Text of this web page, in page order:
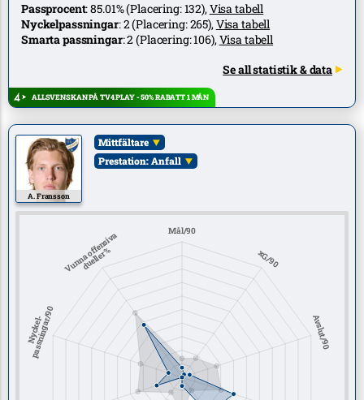
Passprocent:85.01%(Placering:132),Visa tabell
Nyckelpassningar:2(Placering:265),Visa tabell
Smarta passningar:2(Placering:106),Visa tabell
Se all statistik & data
ALLSVENSKAN PÅ TV4 PLAY - 50% RABATT 1 MÅN
A. Fransson
Mittfältare
Prestation: Anfall